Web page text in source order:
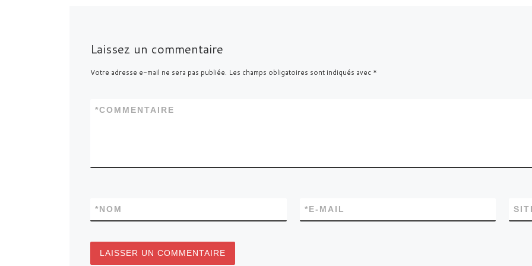
Laissez un commentaire
Votre adresse e-mail ne sera pas publiée. Les champs obligatoires sont indiqués avec *
COMMENTAIRE
*
NOM
* E-MAIL
*